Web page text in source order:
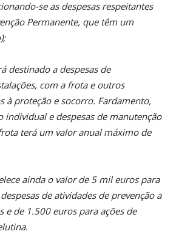
se as despesas respeitantes
Permanente, que têm um
destinado a despesas de
com a frota e outros
à proteção e socorro. Fardamento,
individual e despesas de manutenção
terá um valor anual máximo de
ainda o valor de 5 mil euros para
de atividades de prevenção a
e de 1.500 euros para ações de